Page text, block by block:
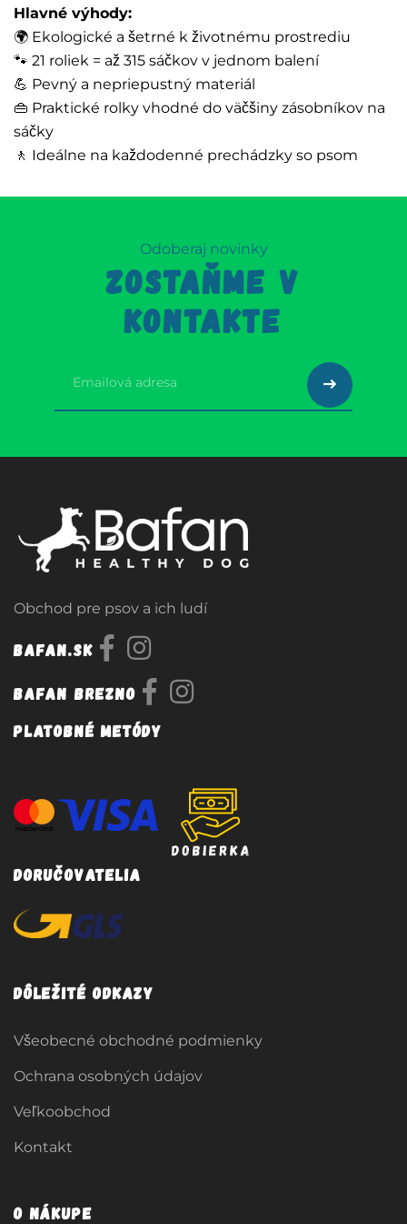
Hlavné výhody:
🌍 Ekologické a šetrné k životnému prostrediu
🐾 21 roliek = až 315 sáčkov v jednom balení
💪 Pevný a nepriepustný materiál
👜 Praktické rolky vhodné do väčšiny zásobníkov na
sáčky
🚶 Ideálne na každodenné prechádzky so psom
Odoberaj novinky
ZOSTAŇME V
KONTAKTE
Obchod pre psov a ich ludí
Bafan.sk
Bafan Brezno
Platobné metódy
Doručovatelia
Dôležité odkazy
Všeobecné obchodné podmienky
Ochrana osobných údajov
Veľkoobchod
Kontakt
O nákupe